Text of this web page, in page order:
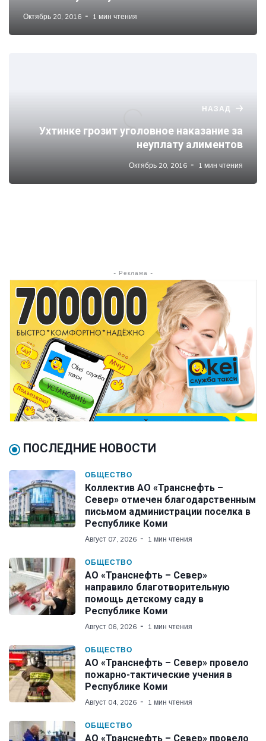
Октябрь 20, 2016 1 мин чтения
НАЗАД
Ухтинке грозит уголовное наказание за
неуплату алиментов
Октябрь 20, 2016 1 мин чтения
- Реклама -
ПОСЛЕДНИЕ НОВОСТИ
ОБЩЕСТВО
Коллектив АО «Транснефть –
Север» отмечен благодарственным
письмом администрации поселка в
Республике Коми
Август 07, 2026 1 мин чтения
ОБЩЕСТВО
АО «Транснефть – Север»
направило благотворительную
помощь детскому саду в
Республике Коми
Август 06, 2026 1 мин чтения
ОБЩЕСТВО
АО «Транснефть – Север» провело
пожарно-тактические учения в
Республике Коми
Август 04, 2026 1 мин чтения
ОБЩЕСТВО
АО «Транснефть – Север» провело